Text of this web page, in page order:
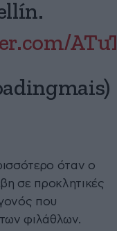
όταν ο
σε προκλητικές
που
φιλάθλων.